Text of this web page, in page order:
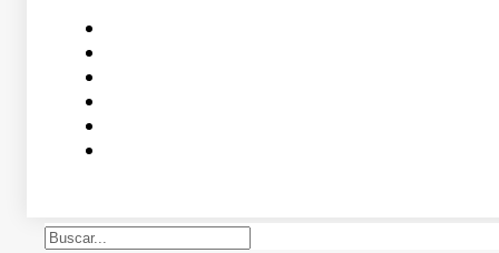
Buscar